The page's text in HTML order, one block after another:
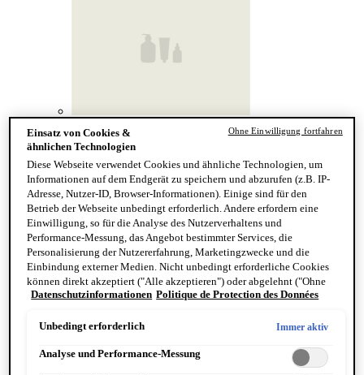
Hand & Körper
Kategorie
Handseife & Balsam
Seife am Stück
Reinigung & Peeling für den Körper
Körperbalsame und Öle
Mundpflege & Deodorants
Alle Hand- und Körperpflegeprodukte anzeigen
Bemerkenswerte Formulierungen
Resurrection Aromatique Hand Wash
Eleos Aromatique Hand Balm
Antithesis Intense Body Cleanser
Einsatz von Cookies &
ähnlichen Technologien
Diese Webseite verwendet Cookies und ähnliche Technologien, um
Informationen auf dem Endgerät zu speichern und abzurufen (z.B. IP-
Adresse, Nutzer-ID, Browser-Informationen). Einige sind für den
Betrieb der Webseite unbedingt erforderlich. Andere erfordern eine
Einwilligung, so für die Analyse des Nutzerverhaltens und
Performance-Messung, das Angebot bestimmter Services, die
Personalisierung der Nutzererfahrung, Marketingzwecke und die
Einbindung externer Medien. Nicht unbedingt erforderliche Cookies
können direkt akzeptiert ("Alle akzeptieren") oder abgelehnt ("Ohne
Einwilligung fortfahren") werden. Individuelle Anpassungen der
speichern"). Die Auswahl kann jederzeit unter dem Link "Cookie-
Datenschutzinformationen.
Datenschutzinformationen Politique de Protection des Données
Unbedingt erforderlich Immer aktiv
Analyse und Performance-Messung
Ohne Einwilligung fortfahren